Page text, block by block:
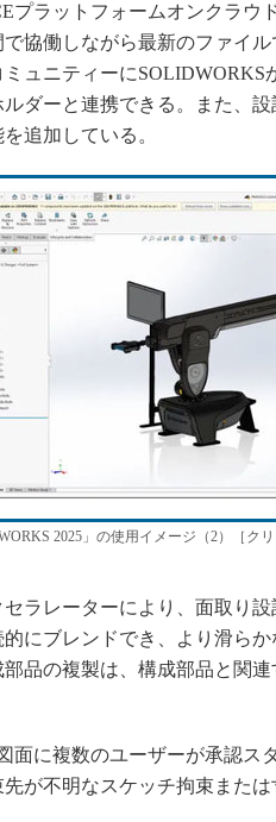
プラットフォームオンクラウ
協働しながら最新のファイ
ミュニティーに
ダーと連携できる。また、
追加している。
2025」の使用イメージ（2）［ク
ラレーターにより、面取り
にブレンドでき、より滑ら
品の複製は、構成部品と関
面に複数のユーザーが承認ス
が不明なスケッチ拘束または